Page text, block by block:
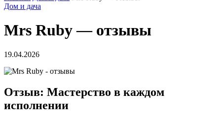
Дом и дача
Mrs Ruby — отзывы
19.04.2026
Отзыв: Мастерство в каждом
исполнении